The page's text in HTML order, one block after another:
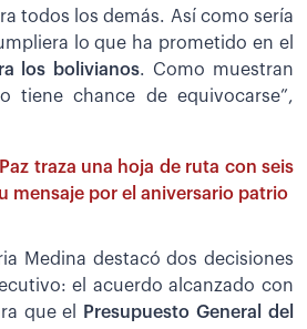
todos los demás. Así como sería
lo que ha prometido en el
los bolivianos. Como muestran
tiene chance de equivocarse”,
traza una hoja de ruta con seis
mensaje por el aniversario patrio
Medina destacó dos decisiones
el acuerdo alcanzado con
que el
Presupuesto General del